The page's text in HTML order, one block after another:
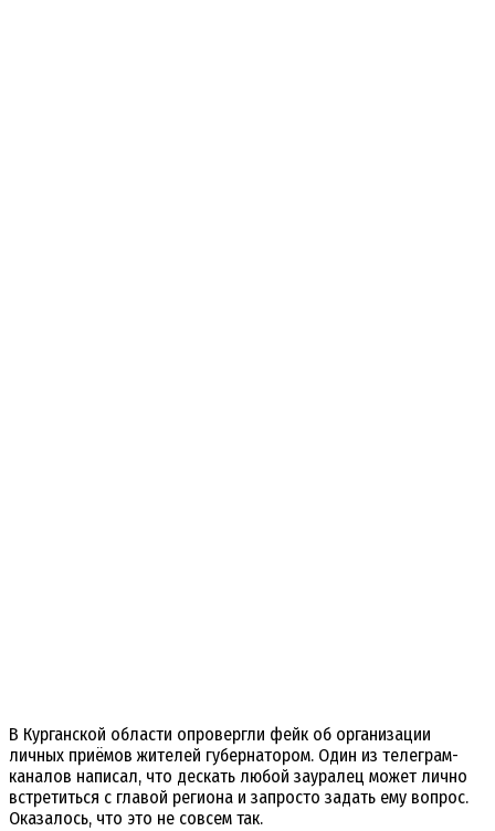
В Курганской области опровергли фейк об организации
личных приёмов жителей губернатором. Один из телеграм-
каналов написал, что дескать любой зауралец может лично
встретиться с главой региона и запросто задать ему вопрос.
Оказалось, что это не совсем так.